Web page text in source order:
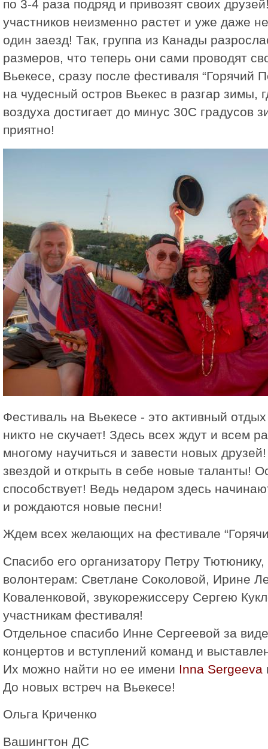
по 3-4 раза подряд и привозят своих
участников неизменно растет и уже даже
один заезд! Так, группа из Канады
размеров, что теперь они сами проводят
Вьекесе, сразу после фестиваля “Горячий
на чудесный остров Вьекес в разгар зимы,
воздуха достигает до минус 30C градусов
приятно!
Фестиваль на Вьекесе - это активный
никто не скучает! Здесь всех ждут и всем
многому научиться и завести новых
звездой и открыть в себе новые таланты!
способствует! Ведь недаром здесь
и рождаются новые песни!
Ждем всех желающих на фестивале
Спасибо его организатору Петру Тютюнику,
волонтерам: Светлане Соколовой, Ирине
Коваленковой, звукорежиссеру Сергею
участникам фестиваля!
Отдельное спасибо Инне Сергеевой за
концертов и вступлений команд и
Их можно найти но ее имени Inna Sergeeva
Дo новых встреч на Вьекесе!
Ольга Криченко
Вашингтон ДС